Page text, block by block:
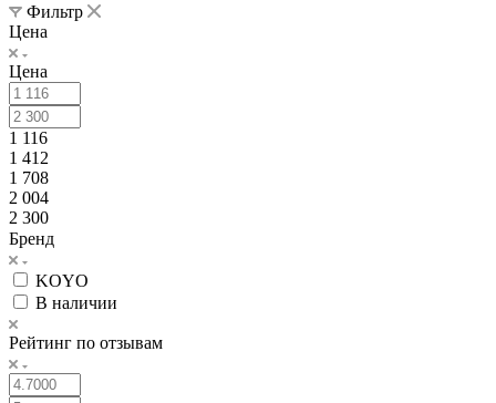
Фильтр
Цена
Цена
1 116
1 412
1 708
2 004
2 300
Бренд
KOYO
В наличии
Рейтинг по отзывам